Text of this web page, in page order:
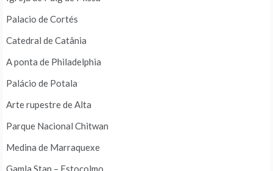
Palacio de Cortés
Catedral de Catânia
A ponta de Philadelphia
Palácio de Potala
Arte rupestre de Alta
Parque Nacional Chitwan
Medina de Marraquexe
Gamla Stan – Estocolmo